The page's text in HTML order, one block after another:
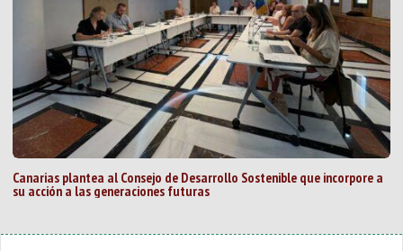
Canarias plantea al Consejo de Desarrollo Sostenible que incorpore a
su acción a las generaciones futuras